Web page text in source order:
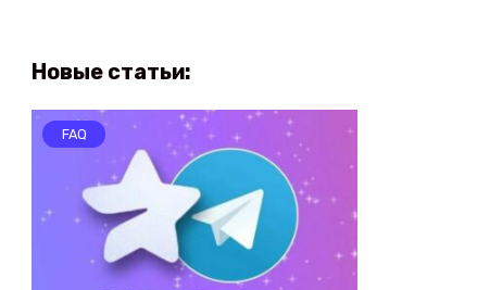
Новые статьи:
FAQ